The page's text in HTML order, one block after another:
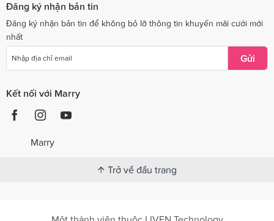
Đăng ký nhận bản tin
Đăng ký nhận bản tin để không bỏ lỡ thông tin khuyến mãi cưới mới
nhất
Gửi
Kết nối với Marry
Marry
Trở về đầu trang